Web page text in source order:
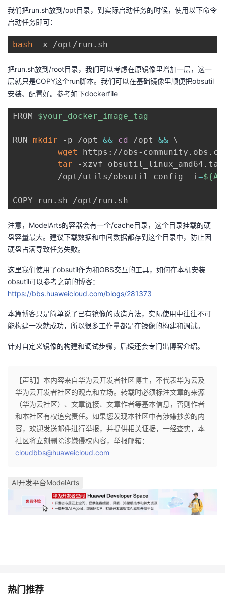
我们把run.sh放到/opt目录，到实际启动任务的时候，使用以下命令
启动任务即可：
bash –x /opt/run.sh
把run.sh放到/root目录，我们可以考虑在原镜像里增加一层，这一
层就只是COPY这个run脚本。我们可以在基础镜像里顺便把obsutil
安装、配置好。参考如下dockerfile
FROM $your_docker_image_tag
RUN mkdir -p /opt && cd /opt && \
wget
https://obs-
tar -xzvf
         /opt/utils/obsutil config -i
=
COPY run.sh /opt/run.sh
注意， ModelArts的容器会有一个/cache目录，这个目录挂载的硬
盘容量最大。建议下载数据和中间数据都存到这个目录中，防止因
硬盘占满导致任务失败。
这里我们使用了obsutil作为和OBS交互的工具，如何在本机安装
obsutil可以参考之前的博客：
https://bbs.huaweicloud.com/blogs/281373
本篇博客只是简单说了已有镜像的改造方法，实际使用中往往不可
能构建一次就成功，所以很多工作量都是在镜像的构建和调试。
针对自定义镜像的构建和调试步骤，后续还会专门出博客介绍。
【声明】本内容来自华为云开发者社区博主，不代表华为云及
华为云开发者社区的观点和立场。转载时必须标注文章的来源
（华为云社区）、文章链接、文章作者等基本信息，否则作者
和本社区有权追究责任。如果您发现本社区中有涉嫌抄袭的内
容，欢迎发送邮件进行举报，并提供相关证据，一经查实，本
社区将立刻删除涉嫌侵权内容，举报邮箱：
cloudbbs@huaweicloud.com
AI开发平台ModelArts
热门推荐